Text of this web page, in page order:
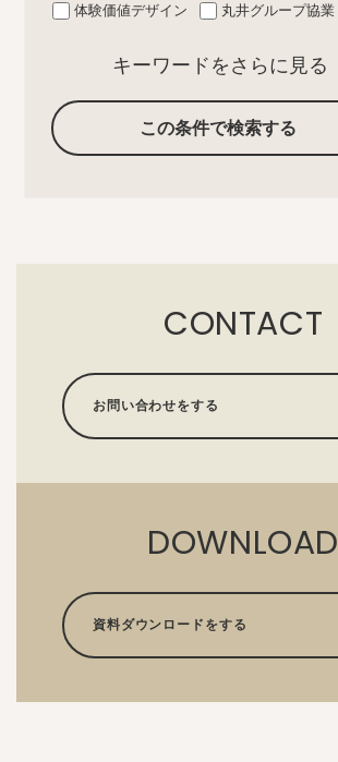
体験価値デザイン
丸井グループ協業
キーワードをさらに見る
この条件で検索する
CONTACT
お問い合わせをする
DOWNLOAD
資料ダウンロードをする